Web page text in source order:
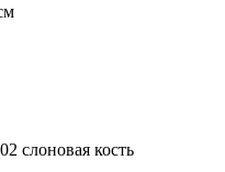
слоновая кость